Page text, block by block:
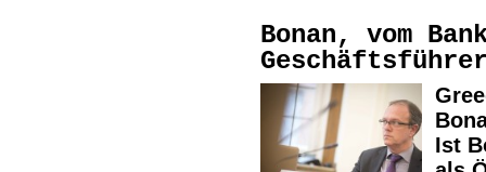
Bonan, vom
Ist